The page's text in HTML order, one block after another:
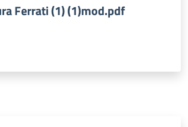
Ferrati (1) (1)mod.pdf